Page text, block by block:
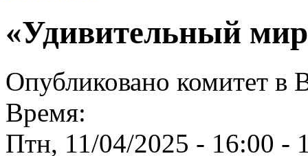
«Удивительный
Опубликовано комитет в
Время:
Птн, 11/04/2025 - 16:00 -